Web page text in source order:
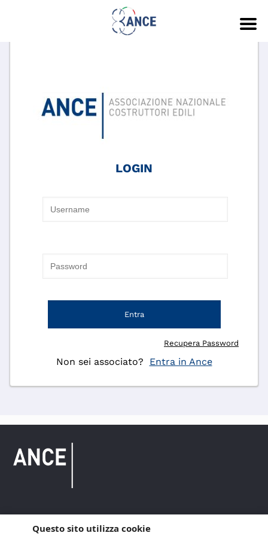
LOGIN
Entra
Recupera Password
Non sei associato? Entra in Ance
Copyright © 2021 ANCE. Tutti i diritti riservati.
Questo sito utilizza cookie